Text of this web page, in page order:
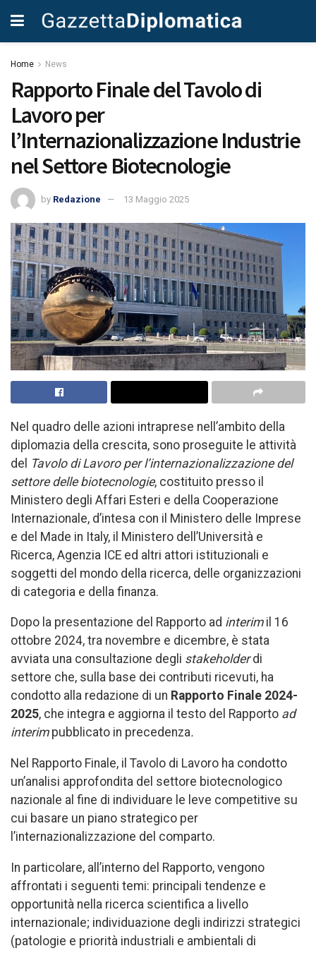
Home News
Rapporto Finale del Tavolo di
Lavoro per
l’Internazionalizzazione Industrie
nel Settore Biotecnologie
by Redazione 13 Maggio 2025
Nel quadro delle azioni intraprese nell’ambito della
diplomazia della crescita, sono proseguite le attività
del Tavolo di Lavoro per l’internazionalizzazione del
settore delle biotecnologie, costituito presso il
Ministero degli Affari Esteri e della Cooperazione
Internazionale, d’intesa con il Ministero delle Imprese
e del Made in Italy, il Ministero dell’Università e
Ricerca, Agenzia ICE ed altri attori istituzionali e
soggetti del mondo della ricerca, delle organizzazioni
di categoria e della finanza.
Dopo la presentazione del Rapporto ad interimil 16
ottobre 2024, tra novembre e dicembre, è stata
avviata una consultazione degli stakeholderdi
settore che, sulla base dei contributi ricevuti, ha
condotto alla redazione di un Rapporto Finale 2024-
2025, che integra e aggiorna il testo del Rapporto ad
interim pubblicato in precedenza.
Nel Rapporto Finale, il Tavolo di Lavoro ha condotto
un’analisi approfondita del settore biotecnologico
nazionale al fine di individuare le leve competitive su
cui basare un piano strategico per
l’internazionalizzazione del comparto.
In particolare, all’interno del Rapporto, vengono
affrontati i seguenti temi: principali tendenze e
opportunità nella ricerca scientifica a livello
internazionale; individuazione degli indirizzi strategici
(patologie e priorità industriali e ambientali di